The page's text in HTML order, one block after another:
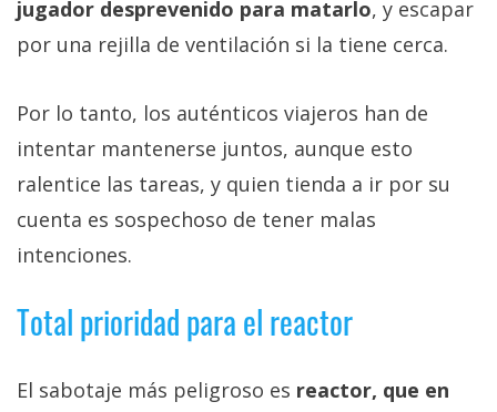
jugador desprevenido para matarlo, y escapar
por una rejilla de ventilación si la tiene cerca.
Por lo tanto, los auténticos viajeros han de
intentar mantenerse juntos, aunque esto
ralentice las tareas, y quien tienda a ir por su
cuenta es sospechoso de tener malas
intenciones.
Total prioridad para el reactor
El sabotaje más peligroso es reactor, que en